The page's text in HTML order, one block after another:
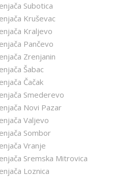
Subotica
Kruševac
Kraljevo
Pančevo
Zrenjanin
Šabac
Čačak
Smederevo
Novi Pazar
Valjevo
Sombor
Vranje
Sremska Mitrovica
Loznica